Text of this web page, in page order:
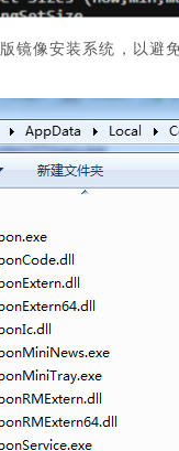
镜像安装系统，以